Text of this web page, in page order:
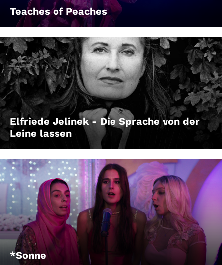
Teaches of Peaches
Elfriede Jelinek - Die Sprache von der
Leine lassen
*Sonne